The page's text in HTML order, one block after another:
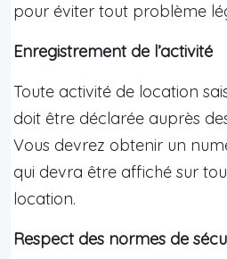
pour éviter tout problème
Enregistrement de l’activité
Toute activité de location
doit être déclarée auprès
Vous devrez obtenir un
qui devra être affiché sur
location.
Respect des normes de